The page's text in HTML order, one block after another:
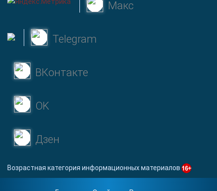
Макс
Telegram
ВКонтакте
OK
Дзен
Возрастная категория информационных материалов